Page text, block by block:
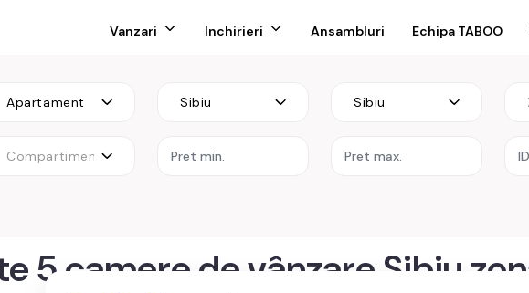
Vanzari Inchirieri Ansambluri Echipa TABOO
Apartament Sibiu Sibiu
Compartimentare
5 camere de vânzare Sibiu